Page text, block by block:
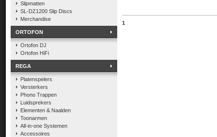
Slipmatten
SL-DZ1200 Slip Discs
Merchandise
ORTOFON
Ortofon DJ
Ortofon HiFi
REGA
Platenspelers
Versterkers
Phono Trappen
Luidsprekers
Elementen & Naalden
Toonarmen
All-in-one Systemen
Accessoires
1